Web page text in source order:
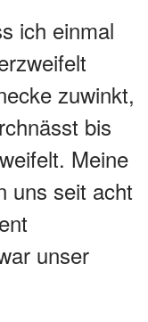
ich einmal
zuwinkt,
bis
Meine
uns seit acht
unser